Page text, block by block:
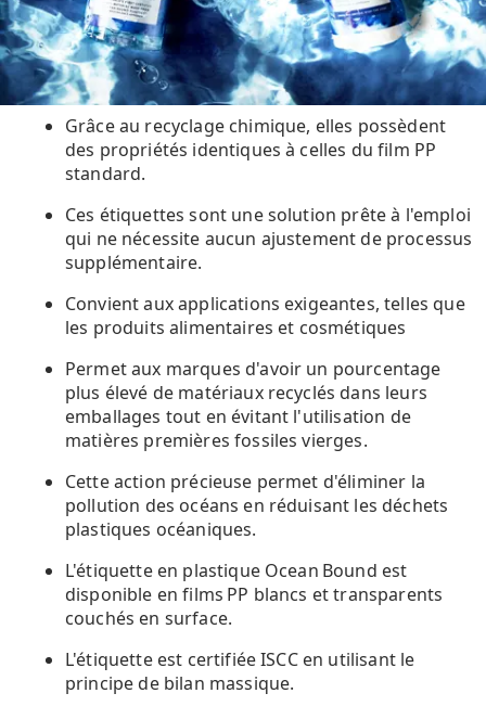
Grâce au recyclage chimique, elles possèdent
des propriétés identiques à celles du film PP
standard.
Ces étiquettes sont une solution prête à l'emploi
qui ne nécessite aucun ajustement de processus
supplémentaire.
Convient aux applications exigeantes, telles que
les produits alimentaires et cosmétiques
Permet aux marques d'avoir un pourcentage
plus élevé de matériaux recyclés dans leurs
emballages tout en évitant l'utilisation de
matières premières fossiles vierges.
Cette action précieuse permet d'éliminer la
pollution des océans en réduisant les déchets
plastiques océaniques.
L'étiquette en plastique Ocean Bound est
disponible en films PP blancs et transparents
couchés en surface.
L'étiquette est certifiée ISCC en utilisant le
principe de bilan massique.